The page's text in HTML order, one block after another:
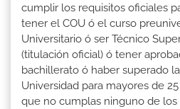
cumplir los requisitos oficiales
tener el COU ó el curso
Universitario ó ser Técnico
(titulación oficial) ó tener
bachillerato ó haber superado
Universidad para mayores de
que no cumplas ninguno de los